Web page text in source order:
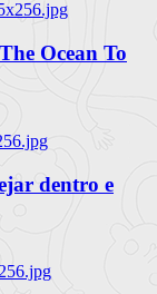
Ocean To
dentro e